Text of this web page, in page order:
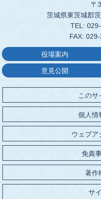
〒
茨城県東茨城郡
TEL:
FAX:
役場案内
意見公開
このサ
個人情
ウェブア
免責
著作
サ